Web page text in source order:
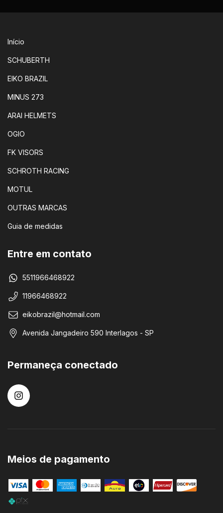
Início
SCHUBERTH
EIKO BRAZIL
MINUS 273
ARAI HELMETS
OGIO
FK VISORS
SCHROTH RACING
MOTUL
OUTRAS MARCAS
Guia de medidas
Entre em contato
5511966468922
11966468922
eikobrazil@hotmail.com
Avenida Jangadeiro 590 Interlagos - SP
Permaneça conectado
Meios de pagamento